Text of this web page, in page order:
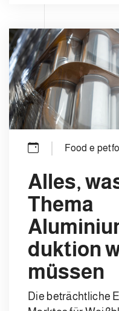
Food e
Alles,
Thema
duktion
müssen
Die beträchtliche